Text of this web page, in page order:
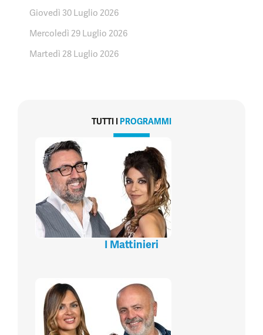
Giovedì 30 Luglio 2026
Mercoledì 29 Luglio 2026
Martedì 28 Luglio 2026
TUTTI I PROGRAMMI
I Mattinieri